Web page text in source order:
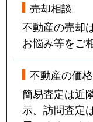
売却相談
不動産の売却
お悩み等をご
不動産の価
簡易査定は近
示。訪問査定